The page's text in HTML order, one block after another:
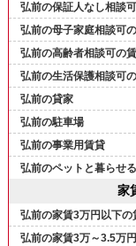
弘前の保証人なし相談
弘前の母子家庭相談可
弘前の高齢者相談可の
弘前の生活保護相談可
弘前の貸家
弘前の駐車場
弘前の事業用賃貸
弘前のペットと暮らせ
家
弘前の家賃3万円以下の
弘前の家賃3万～3.5万